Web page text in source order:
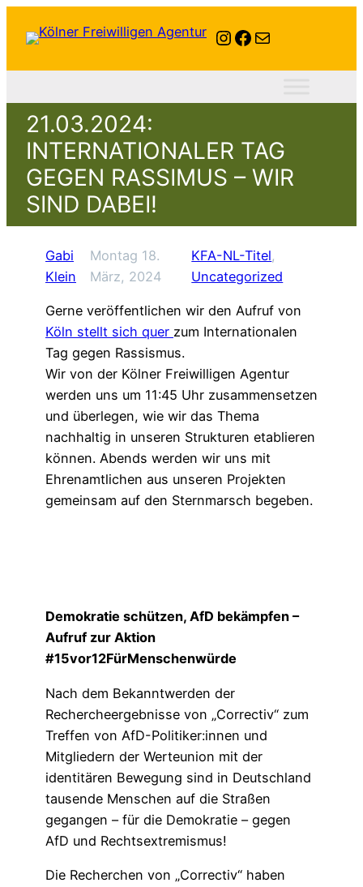
Instagram
Facebook
E-Mail
21.03.2024:
INTERNATIONALER TAG
GEGEN RASSIMUS – WIR
SIND DABEI!
Gabi
Klein
Montag 18.
März, 2024
KFA-NL-Titel
Uncategorized
Gerne veröffentlichen wir den Aufruf von
Köln stellt sich quer zum Internationalen
Tag gegen Rassismus.
Wir von der Kölner Freiwilligen Agentur
werden uns um 11:45 Uhr zusammensetzen
und überlegen, wie wir das Thema
nachhaltig in unseren Strukturen etablieren
können. Abends werden wir uns mit
Ehrenamtlichen aus unseren Projekten
gemeinsam auf den Sternmarsch begeben.
Demokratie schützen, AfD bekämpfen –
Aufruf zur Aktion
#15vor12FürMenschenwürde
Nach dem Bekanntwerden der
Rechercheergebnisse von „Correctiv“ zum
Treffen von AfD-Politiker:innen und
Mitgliedern der Werteunion mit der
identitären Bewegung sind in Deutschland
tausende Menschen auf die Straßen
gegangen – für die Demokratie – gegen
AfD und Rechtsextremismus!
Die Recherchen von „Correctiv“ haben